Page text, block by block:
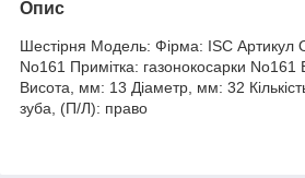
Опис
Шестірня Модель: Фірма: ISC Артикул
No161 Примітка: газонокосарки
Висота, мм: 13 Діаметр, мм: 32
зуба, (П/Л): право